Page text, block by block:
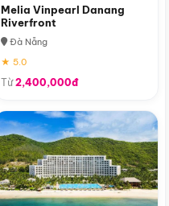
Melia Vinpearl Danang
Riverfront
Đà Nẵng
★ 5.0
Từ2,400,000đ